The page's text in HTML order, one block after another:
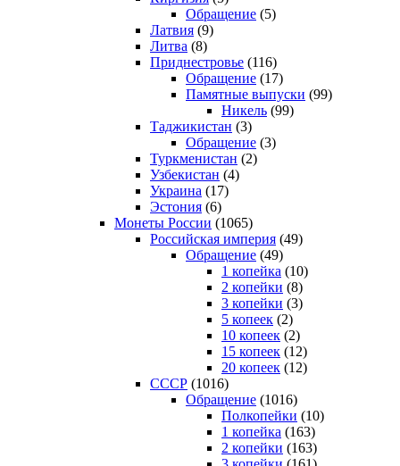
Обращение (5)
Латвия (9)
Литва (8)
Приднестровье (116)
Обращение (17)
Памятные выпуски (99)
Никель (99)
Таджикистан (3)
Обращение (3)
Туркменистан (2)
Узбекистан (4)
Украина (17)
Эстония (6)
Монеты России (1065)
Российская империя (49)
Обращение (49)
1 копейка (10)
2 копейки (8)
3 копейки (3)
5 копеек (2)
10 копеек (2)
15 копеек (12)
20 копеек (12)
СССР (1016)
Обращение (1016)
Полкопейки (10)
1 копейка (163)
2 копейки (163)